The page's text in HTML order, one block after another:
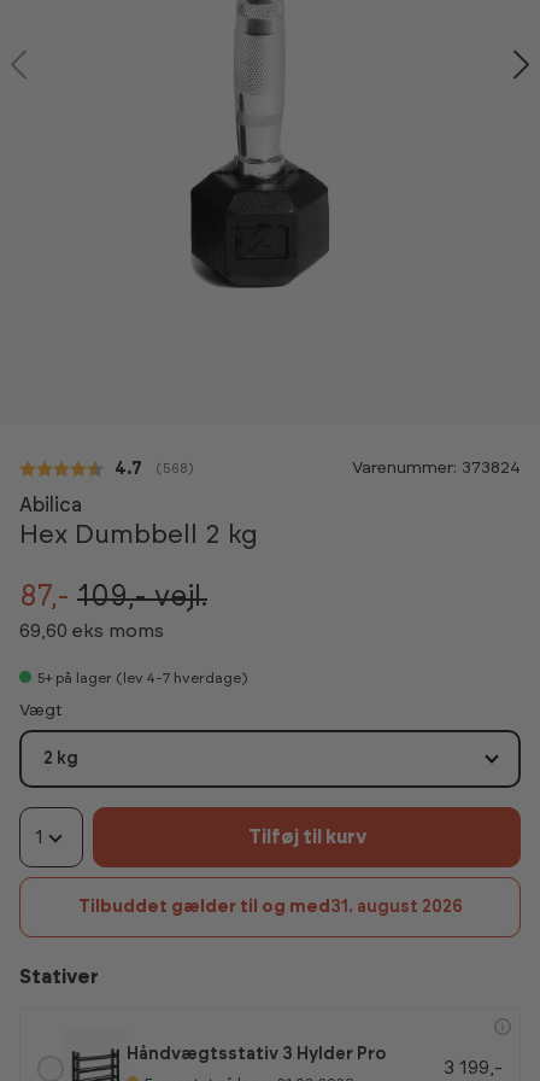
-20%
Gennemsnitlig vurdering:
4.7 ( stemmer:
568 ) Varenummer: 373824
Abilica
Hex Dumbbell 2 kg
87,- 109,-vejl.
69,60 eks moms
5+ på lager (lev 4-7 hverdage)
Vælg
Vægt
2 kg
1 Tilføj til kurv
Tilbuddet gælder til og med 31. august 2026
Stativer
Håndvægtsstativ 3 Hylder Pro
3 199,-